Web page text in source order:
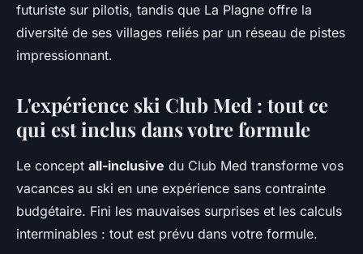
futuriste sur pilotis, tandis que La Plagne offre la
diversité de ses villages reliés par un réseau de pistes
impressionnant.
L'expérience ski Club Med : tout ce
qui est inclus dans votre formule
Le concept all-inclusive du Club Med transforme vos
vacances au ski en une expérience sans contrainte
budgétaire. Fini les mauvaises surprises et les calculs
interminables : tout est prévu dans votre formule.